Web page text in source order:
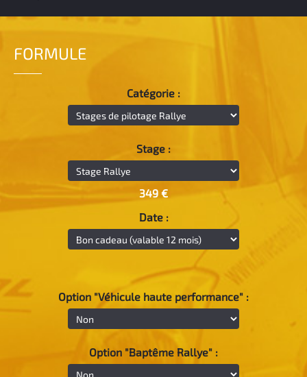
FORMULE
Catégorie :
Stage :
349 €
Date :
Option "Véhicule haute performance" :
Option "Baptême Rallye" :